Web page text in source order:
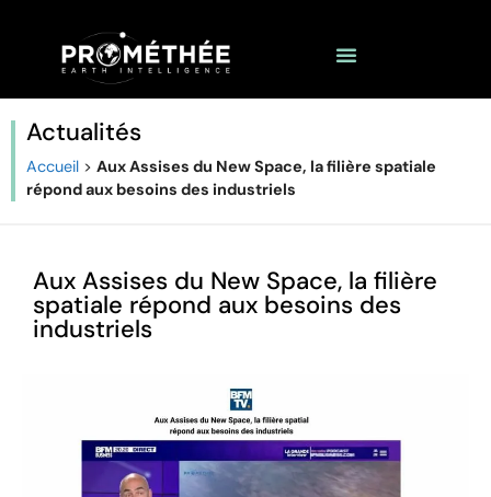
Actualités
Accueil > Aux Assises du New Space, la filière spatiale
répond aux besoins des industriels
Aux Assises du New Space, la filière
spatiale répond aux besoins des
industriels